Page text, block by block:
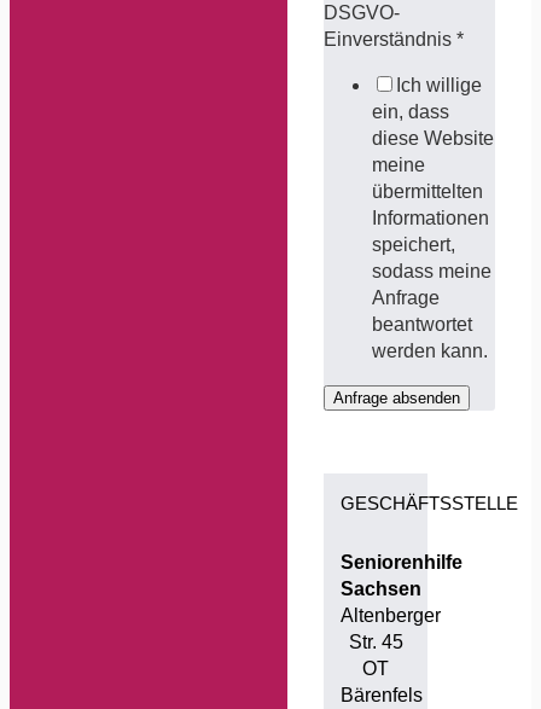
DSGVO-
Einverständnis *
Ich willige
ein, dass
diese Website
meine
übermittelten
Informationen
speichert,
sodass meine
Anfrage
beantwortet
werden kann.
Anfrage absenden
GESCHÄFTSSTELLE
Seniorenhilfe
Sachsen
Altenberger
Str. 45
OT
Bärenfels